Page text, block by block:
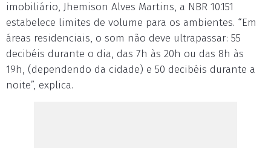
imobiliário, Jhemison Alves Martins, a NBR 10.151
estabelece limites de volume para os ambientes. “Em
áreas residenciais, o som não deve ultrapassar: 55
decibéis durante o dia, das 7h às 20h ou das 8h às
19h, (dependendo da cidade) e 50 decibéis durante a
noite”, explica.